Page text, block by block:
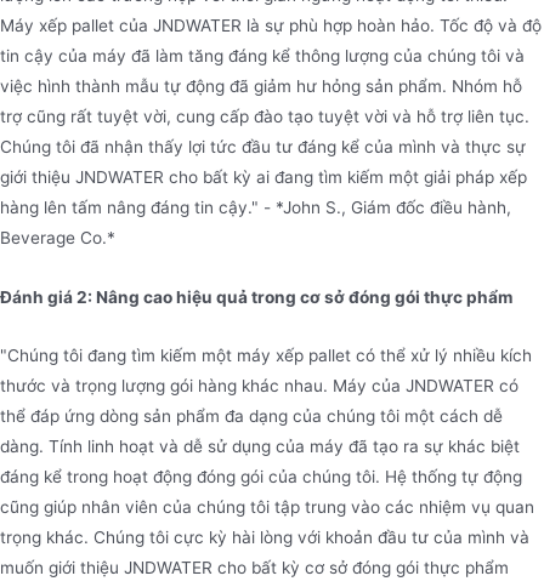
Máy xếp pallet của JNDWATER là sự phù hợp hoàn hảo. Tốc độ và độ
tin cậy của máy đã làm tăng đáng kể thông lượng của chúng tôi và
việc hình thành mẫu tự động đã giảm hư hỏng sản phẩm. Nhóm hỗ
trợ cũng rất tuyệt vời, cung cấp đào tạo tuyệt vời và hỗ trợ liên tục.
Chúng tôi đã nhận thấy lợi tức đầu tư đáng kể của mình và thực sự
giới thiệu JNDWATER cho bất kỳ ai đang tìm kiếm một giải pháp xếp
hàng lên tấm nâng đáng tin cậy." - *John S., Giám đốc điều hành,
Beverage Co.*
Đánh giá 2: Nâng cao hiệu quả trong cơ sở đóng gói thực phẩm
"Chúng tôi đang tìm kiếm một máy xếp pallet có thể xử lý nhiều kích
thước và trọng lượng gói hàng khác nhau. Máy của JNDWATER có
thể đáp ứng dòng sản phẩm đa dạng của chúng tôi một cách dễ
dàng. Tính linh hoạt và dễ sử dụng của máy đã tạo ra sự khác biệt
đáng kể trong hoạt động đóng gói của chúng tôi. Hệ thống tự động
cũng giúp nhân viên của chúng tôi tập trung vào các nhiệm vụ quan
trọng khác. Chúng tôi cực kỳ hài lòng với khoản đầu tư của mình và
muốn giới thiệu JNDWATER cho bất kỳ cơ sở đóng gói thực phẩm